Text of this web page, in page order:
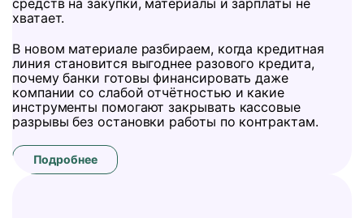
средств на закупки, материалы и зарплаты не
хватает.
В новом материале разбираем, когда кредитная
линия становится выгоднее разового кредита,
почему банки готовы финансировать даже
компании со слабой отчётностью и какие
инструменты помогают закрывать кассовые
разрывы без остановки работы по контрактам.
Подробнее